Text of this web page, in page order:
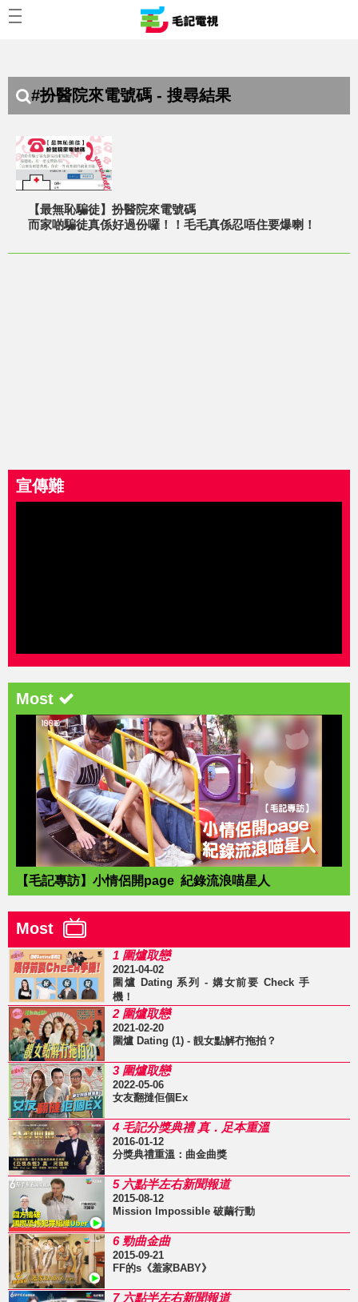
#扮醫院來電號碼 - 搜尋結果
【最無恥騙徒】扮醫院來電號碼
而家啲騙徒真係好過份囉！！毛毛真係忍唔住要爆喇！
宣傳難
Most
【毛記專訪】小情侶開page 紀錄流浪喵星人
Most
1 圍爐取戀
2021-04-02
圍爐 Dating 系列 - 媾女前要 Check 手
機！
2 圍爐取戀
2021-02-20
圍爐 Dating (1) - 靚女點解冇拖拍？
3 圍爐取戀
2022-05-06
女友翻撻佢個Ex
4 毛記分獎典禮 真．足本重溫
2016-01-12
分獎典禮重溫：曲金曲獎
5 六點半左右新聞報道
2015-08-12
Mission Impossible 破繭行動
6 勁曲金曲
2015-09-21
FF的s《羞家BABY》
7 六點半左右新聞報道